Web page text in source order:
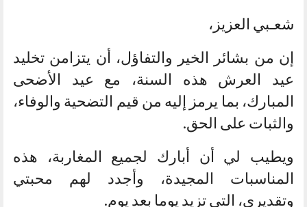
شعـبي العزيز،
إن من بشائر الخير والتفاؤل، أن يتزامن تخليد
عيد العرش هذه السنة، مع عيد الأضحى
المبارك، بما يرمز إليه من قيم التضحية والوفاء،
والثبات على الحق.
ويطيب لي أن أبارك لجميع المغاربة، هذه
المناسبات المجيدة، وأجدد لهم محبتي
وتقديري، التي تزيد يوما بعد يوم.